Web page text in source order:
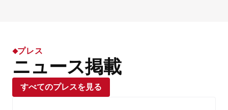
プレス
ニュース掲載
すべてのプレスを見る